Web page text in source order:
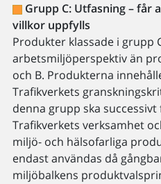
Grupp C: Utfasning – får
villkor uppfylls
Produkter klassade i grupp
arbetsmiljöperspektiv än
och B. Produkterna
Trafikverkets
denna grupp ska
Trafikverkets verksamhet
miljö- och hälsofarliga
endast användas då
miljöbalkens